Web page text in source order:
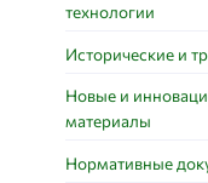
технологии
Исторические и
Новые и
материалы
Нормативные